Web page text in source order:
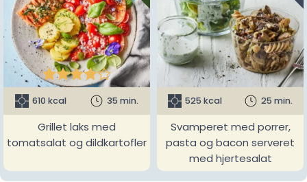

610 kcal 35 min.
Grillet laks med
tomatsalat og dildkartofler
525 kcal 25 min.
Svamperet med porrer,
pasta og bacon serveret
med hjertesalat